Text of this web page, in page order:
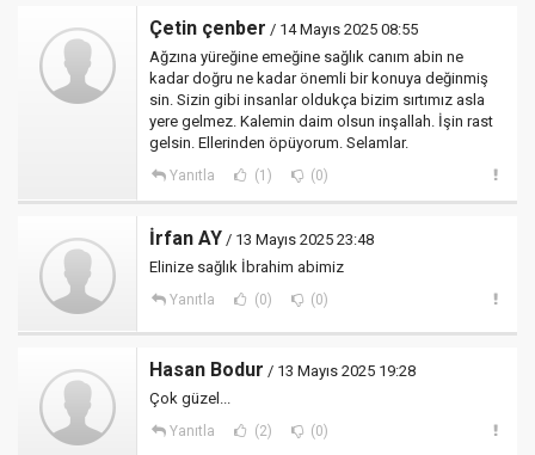
Çetin çenber / 14 Mayıs 2025 08:55
Ağzına yüreğine emeğine sağlık canım abin ne
kadar doğru ne kadar önemli bir konuya değinmiş
sin. Sizin gibi insanlar oldukça bizim sırtımız asla
yere gelmez. Kalemin daim olsun inşallah. İşin rast
gelsin. Ellerinden öpüyorum. Selamlar.
Yanıtla (1) (0)
İrfan AY / 13 Mayıs 2025 23:48
Elinize sağlık İbrahim abimiz
Yanıtla (0) (0)
Hasan Bodur / 13 Mayıs 2025 19:28
Çok güzel...
Yanıtla (2) (0)